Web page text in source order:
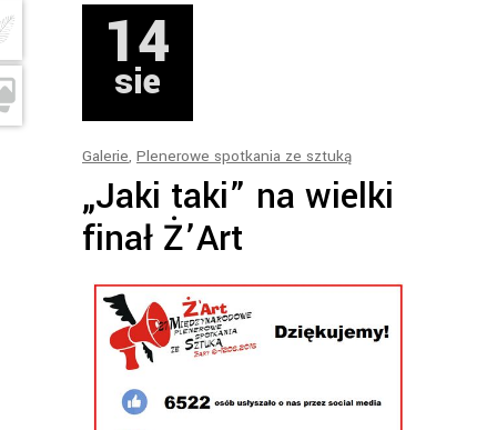
14
sie
Galerie, Plenerowe spotkania ze sztuką
„Jaki taki” na wielki
finał Ż’Art